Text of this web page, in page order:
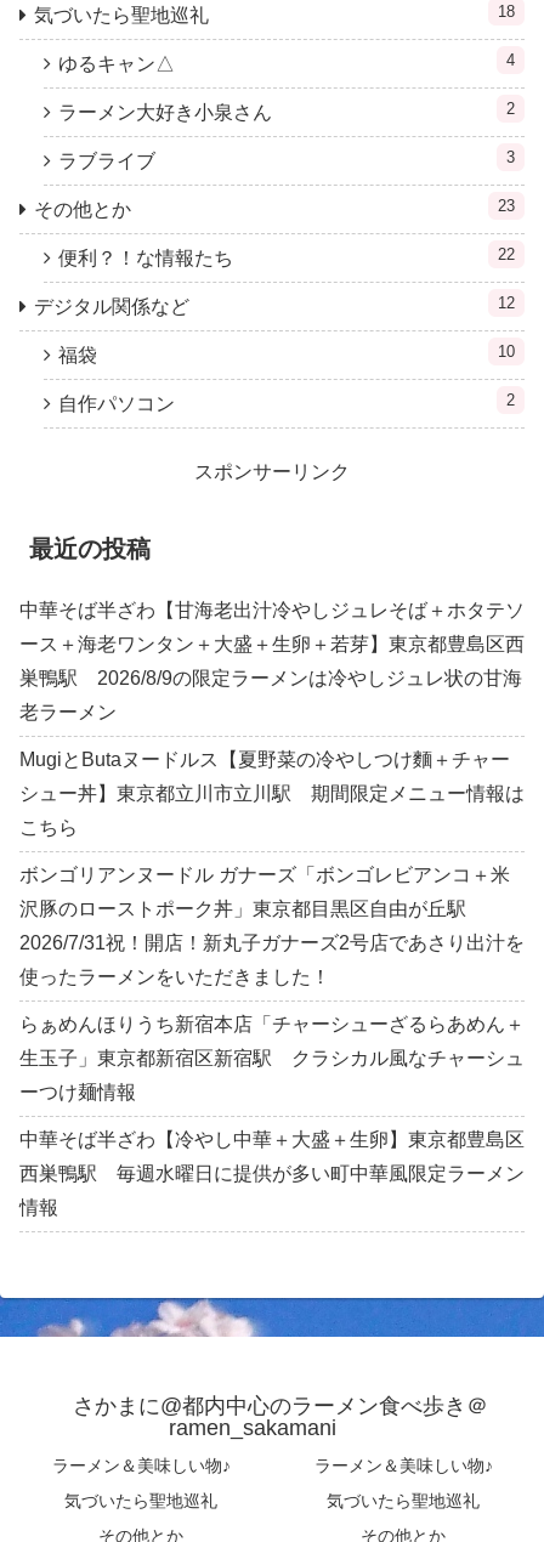
気づいたら聖地巡礼 18
ゆるキャン△ 4
ラーメン大好き小泉さん 2
ラブライブ 3
その他とか 23
便利？！な情報たち 22
デジタル関係など 12
福袋 10
自作パソコン 2
スポンサーリンク
最近の投稿
中華そば半ざわ【甘海老出汁冷やしジュレそば＋ホタテソ
ース＋海老ワンタン＋大盛＋生卵＋若芽】東京都豊島区西
巣鴨駅 2026/8/9の限定ラーメンは冷やしジュレ状の甘海
老ラーメン
MugiとButaヌードルス【夏野菜の冷やしつけ麵＋チャー
シュー丼】東京都立川市立川駅 期間限定メニュー情報は
こちら
ボンゴリアンヌードル ガナーズ「ボンゴレビアンコ＋米
沢豚のローストポーク丼」東京都目黒区自由が丘駅
2026/7/31祝！開店！新丸子ガナーズ2号店であさり出汁を
使ったラーメンをいただきました！
らぁめんほりうち新宿本店「チャーシューざるらあめん＋
生玉子」東京都新宿区新宿駅 クラシカル風なチャーシュ
ーつけ麺情報
中華そば半ざわ【冷やし中華＋大盛＋生卵】東京都豊島区
西巣鴨駅 毎週水曜日に提供が多い町中華風限定ラーメン
情報
さかまに@都内中心のラーメン食べ歩き＠
ramen_sakamani
ラーメン＆美味しい物♪
ラーメン＆美味しい物♪
気づいたら聖地巡礼
気づいたら聖地巡礼
その他とか
その他とか